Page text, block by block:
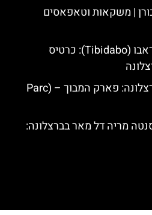
| משקאות וטאפאסים
פארק השעשועים טיבידאבו (Tibidabo): כרטיס
גן המבוך של הורטה בברצלונה: פארק המבוך – (Parc
מריה דל מאר בברצלונה: